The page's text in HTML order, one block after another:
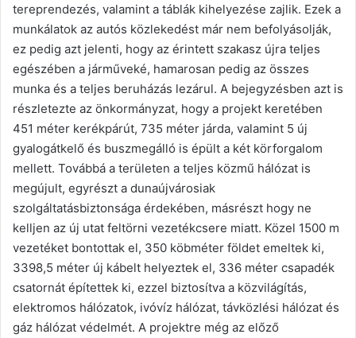
tereprendezés, valamint a táblák kihelyezése zajlik. Ezek a
munkálatok az autós közlekedést már nem befolyásolják,
ez pedig azt jelenti, hogy az érintett szakasz újra teljes
egészében a járműveké, hamarosan pedig az összes
munka és a teljes beruházás lezárul. A bejegyzésben azt is
részletezte az önkormányzat, hogy a projekt keretében
451 méter kerékpárút, 735 méter járda, valamint 5 új
gyalogátkelő és buszmegálló is épült a két körforgalom
mellett. Továbbá a területen a teljes közmű hálózat is
megújult, egyrészt a dunaújvárosiak
szolgáltatásbiztonsága érdekében, másrészt hogy ne
kelljen az új utat feltörni vezetékcsere miatt. Közel 1500 m
vezetéket bontottak el, 350 köbméter földet emeltek ki,
3398,5 méter új kábelt helyeztek el, 336 méter csapadék
csatornát építettek ki, ezzel biztosítva a közvilágítás,
elektromos hálózatok, ivóvíz hálózat, távközlési hálózat és
gáz hálózat védelmét. A projektre még az előző